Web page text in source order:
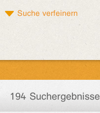
Suche verfeinern
194 Suchergebnisse